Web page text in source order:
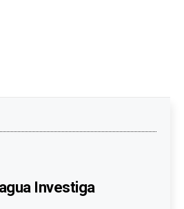
Investiga